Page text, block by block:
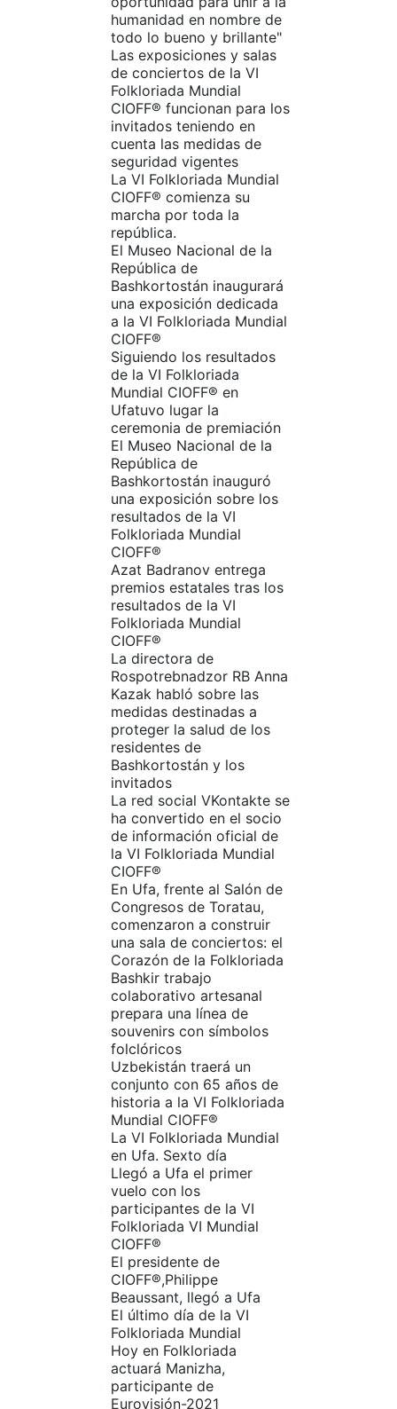
humanidad en nombre de
todo lo bueno y brillante"
Las exposiciones y salas
de conciertos de la VI
Folkloriada Mundial
CIOFF®️ funcionan para los
invitados teniendo en
cuenta las medidas de
seguridad vigentes
La VI Folkloriada Mundial
CIOFF®️ comienza su
marcha por toda la
república.
El Museo Nacional de la
República de
Bashkortostán inaugurará
una exposición dedicada
a la VI Folkloriada Mundial
CIOFF®️
Siguiendo los resultados
de la VI Folkloriada
Mundial CIOFF®️ en
Ufatuvo lugar la
ceremonia de premiación
El Museo Nacional de la
República de
Bashkortostán inauguró
una exposición sobre los
resultados de la VI
Folkloriada Mundial
CIOFF®️
Azat Badranov entrega
premios estatales tras los
resultados de la VI
Folkloriada Mundial
CIOFF®️
La directora de
Rospotrebnadzor RB Anna
Kazak habló sobre las
medidas destinadas a
proteger la salud de los
residentes de
Bashkortostán y los
invitados
La red social VKontakte se
ha convertido en el socio
de información oficial de
la VI Folkloriada Mundial
CIOFF®
En Ufa, frente al Salón de
Congresos de Toratau,
comenzaron a construir
una sala de conciertos: el
Corazón de la Folkloriada
Bashkir trabajo
colaborativo artesanal
prepara una línea de
souvenirs con símbolos
folclóricos
Uzbekistán traerá un
conjunto con 65 años de
historia a la VI Folkloriada
Mundial CIOFF®️
La VI Folkloriada Mundial
en Ufa. Sexto día
Llegó a Ufa el primer
vuelo con los
participantes de la VI
Folkloriada VI Mundial
CIOFF®️
El presidente de
CIOFF®️,Philippe
Beaussant, llegó a Ufa
El último día de la VI
Folkloriada Mundial
Hoy en Folkloriada
actuará Manizha,
participante de
Eurovisión-2021